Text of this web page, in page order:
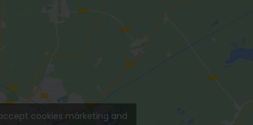
cookies márketing and